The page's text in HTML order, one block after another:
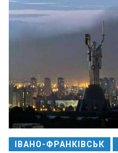
ІВАНО-ФРАНКІВСЬК